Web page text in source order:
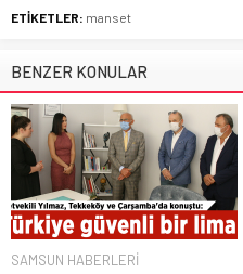
ETİKETLER: manset
BENZER KONULAR
SAMSUN HABERLERİ